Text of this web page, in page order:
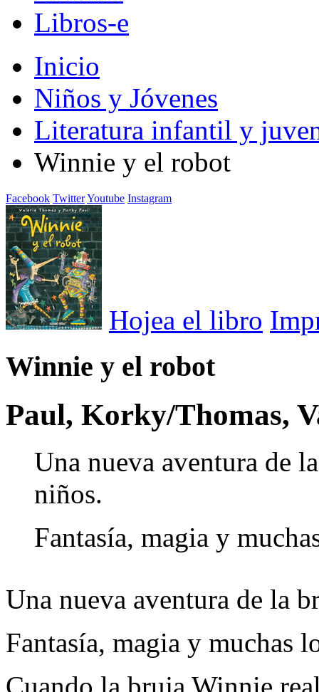
Libros-e
Inicio
Niños y Jóvenes
Literatura infantil y
Winnie y el robot
Facebook TwitterYoutube Instagram
Hojea el libro
Winnie y el robot
Paul, Korky/Thomas,
Una nueva aventura de
niños.
Fantasía, magia y
Una nueva aventura de la
Fantasía, magia y muchas